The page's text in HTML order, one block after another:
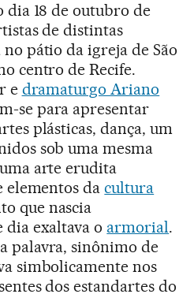
18 de outubro de
de distintas
pátio da igreja de São
centro de Recife.
e dramaturgo Ariano
se para apresentar
plásticas, dança, um
sob uma mesma
arte erudita
elementos dacultura
que nascia
exaltava o armorial.
palavra, sinônimo de
simbolicamente nos
dos estandartes do